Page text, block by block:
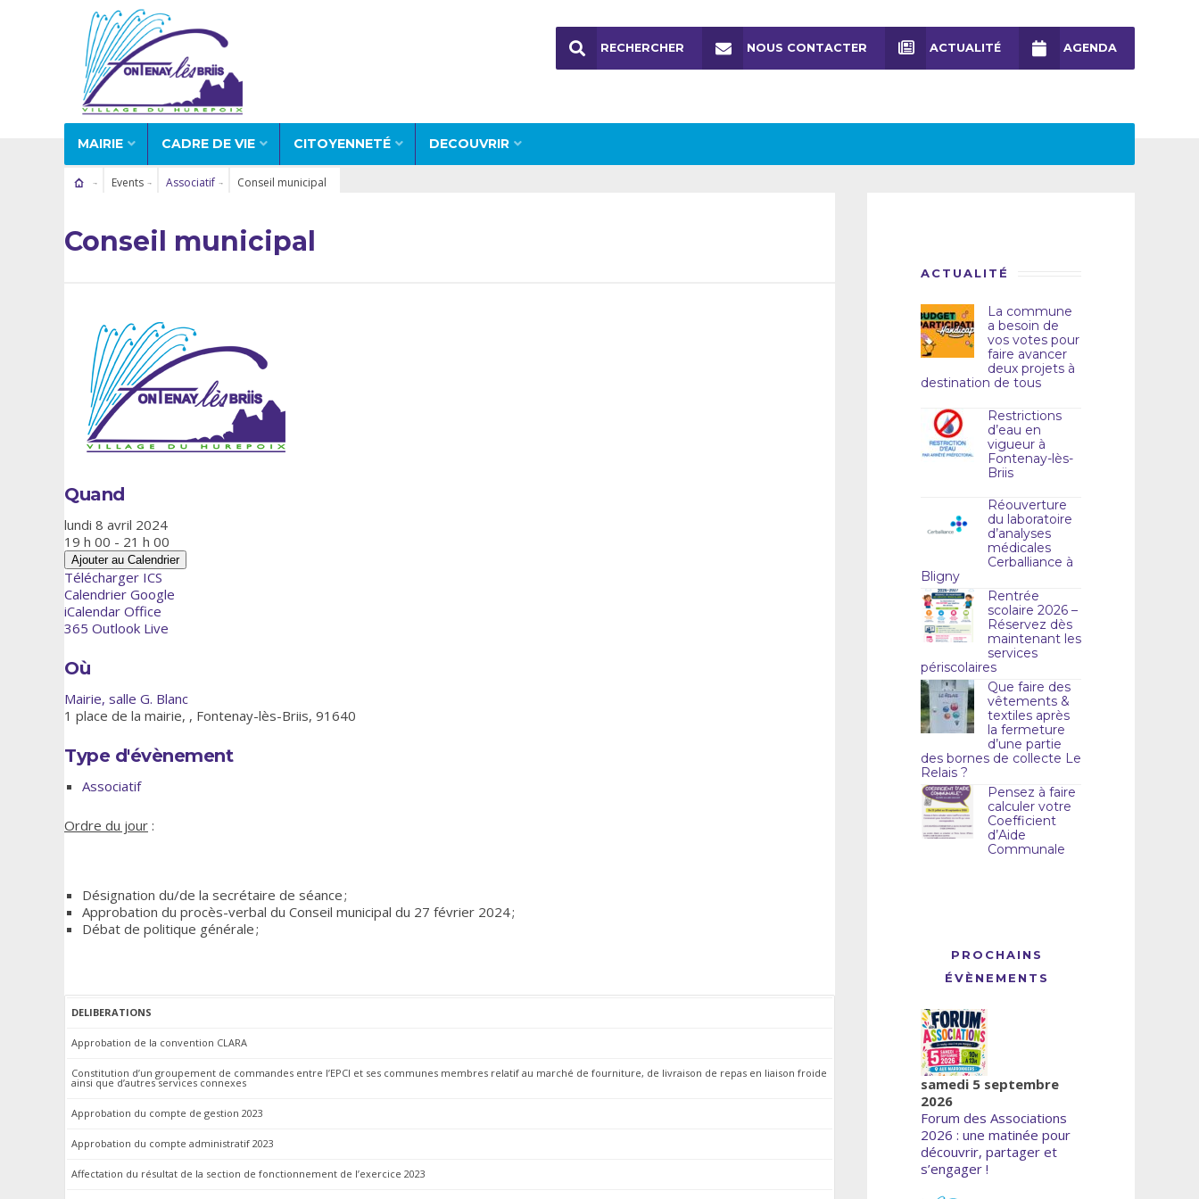
MAIRIE CADRE DE VIE CITOYENNETÉ DECOUVRIR
RECHERCHER NOUS CONTACTER ACTUALITÉ AGENDA
Events Associatif Conseil municipal
Conseil municipal
Quand
lundi 8 avril 2024
19 h 00 - 21 h 00
Ajouter au Calendrier
Télécharger ICS
Calendrier Google
iCalendar Office
365 Outlook Live
Où
Mairie, salle G. Blanc
1 place de la mairie, , Fontenay-lès-Briis, 91640
Type d'évènement
Associatif
Ordre du jour :
Désignation du/de la secrétaire de séance ;
Approbation du procès-verbal du Conseil municipal du 27 février 2024 ;
Débat de politique générale ;
DELIBERATIONS
Approbation de la convention CLARA
Constitution d’un groupement de commandes entre l’EPCI et ses communes membres relatif au marché de fourniture, de livraison de repas en liaison froide
ainsi que d’autres services connexes
Approbation du compte de gestion 2023
Approbation du compte administratif 2023
Affectation du résultat de la section de fonctionnement de l’exercice 2023
ACTUALITÉ
La commune
a besoin de
vos votes pour
faire avancer
deux projets à
destination de tous
Restrictions
d’eau en
vigueur à
Fontenay-lès-
Briis
Réouverture
du laboratoire
d’analyses
médicales
Cerballiance à
Bligny
Rentrée
scolaire 2026 –
Réservez dès
maintenant les
services
périscolaires
Que faire des
vêtements &
textiles après
la fermeture
d’une partie
des bornes de collecte Le
Relais ?
Pensez à faire
calculer votre
Coefficient
d’Aide
Communale
PROCHAINS
ÉVÈNEMENTS
samedi 5 septembre
2026
Forum des Associations
2026 : une matinée pour
découvrir, partager et
s’engager !